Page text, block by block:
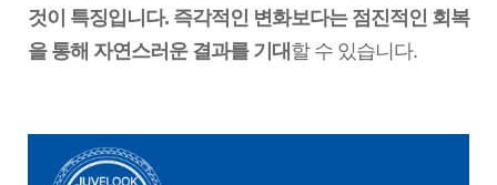
것이 특징입니다. 즉각적인 변화보다는 점진적인 회복
을 통해 자연스러운 결과를 기대 할 수 있습니다.